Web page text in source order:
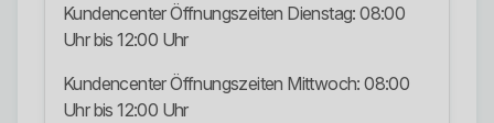
Kundencenter Öffnungszeiten Dienstag: 08:00
Uhr bis 12:00 Uhr
Kundencenter Öffnungszeiten Mittwoch: 08:00
Uhr bis 12:00 Uhr